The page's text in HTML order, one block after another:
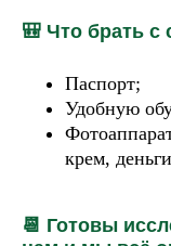
🎒 Что брать с
Паспорт;
Удобную
крем,
📆 Готовы